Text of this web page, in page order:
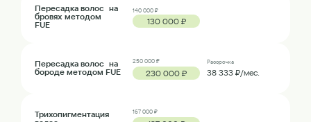
Пересадка волос на
бровях методом
FUE
140 000 ₽
130 000 ₽
Пересадка волос на
бороде методом FUE
250 000 ₽
230 000 ₽
Рассрочка
38 333 ₽/мес.
Трихопигментация
167 000 ₽